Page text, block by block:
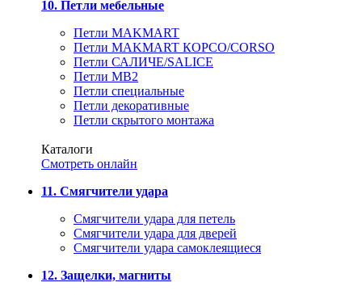
10. Петли мебельные
Петли MAKMART
Петли MAKMART КОРСО/CORSO
Петли САЛИЧЕ/SALICE
Петли MB2
Петли специальные
Петли декоративные
Петли скрытого монтажа
Каталоги
Смотреть онлайн
11. Смягчители удара
Смягчители удара для петель
Смягчители удара для дверей
Cмягчители удара самоклеящиеся
12. Защелки, магниты